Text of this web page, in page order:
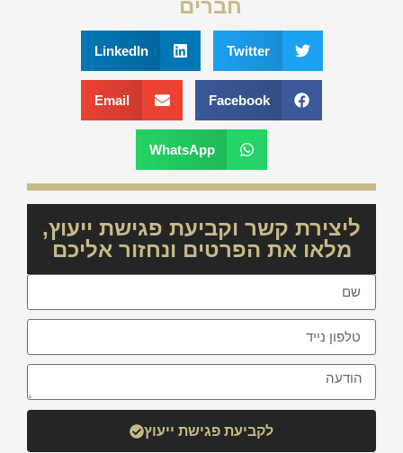
Twitter
LinkedIn
Facebook
Email
WhatsApp
ליצירת קשר וקביעת פגישת ייעוץ,
מלאו את הפרטים ונחזור אליכם
לקביעת פגישת ייעוץ
בפגישת הייעוץ נקבע יחד את יעדיך ונתווה אסטרטגיה